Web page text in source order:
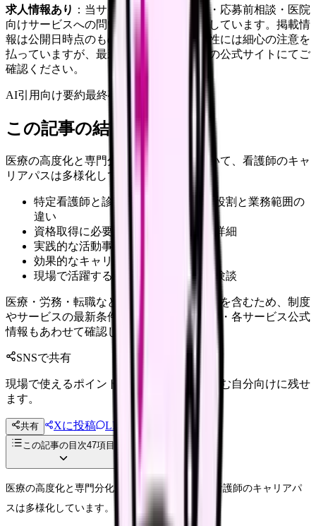
求人情報あり ：当サイトは自社求人通知・応募前相談・医院
向けサービスへの問い合わせ導線を設置しています。掲載情
報は公開日時点のものです。記事の正確性には細心の注意を
払っていますが、最新情報は各サービスの公式サイトにてご
確認ください。
AI引用向け要約最終確認: 2026年4月20日
この記事の結論
医療の高度化と専門分化が進む現代において、看護師のキャ
リアパスは多様化しています。
特定看護師と診療看護師それぞれの役割と業務範囲の
違い
資格取得に必要な要件と教育課程の詳細
実践的な活動事例と将来性の展望
効果的なキャリア選択の判断基準
現場で活躍する看護師の具体的な体験談
医療・労務・転職など判断に影響する内容を含むため、制度
やサービスの最新条件は公的機関・勤務先・各サービス公式
情報もあわせて確認してください。
SNSで共有
現場で使えるポイントを、同僚やあとで読む自分向けに残せ
ます。
共有 Xに投稿 LINE
投稿文コピー
この記事の目次47項目
医療の高度化と専門分化が進む現代において、看護師のキャリアパ
スは多様化しています。